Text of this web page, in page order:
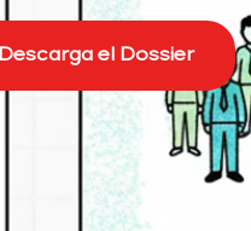
Descarga el Dossier